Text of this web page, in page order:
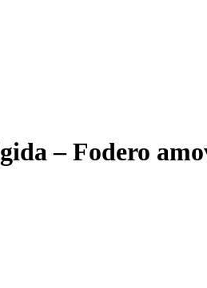
– Fodero